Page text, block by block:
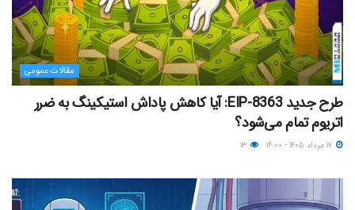
مقالات عمومی
طرح جدید EIP-8363: آیا کاهش پاداش استیکینگ به ضرر
اتریوم تمام می‌شود؟